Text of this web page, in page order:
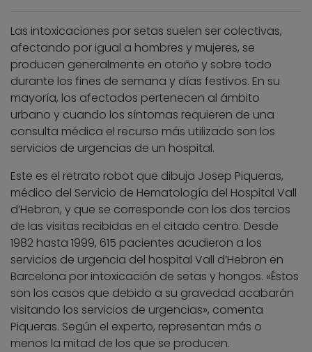
Las intoxicaciones por setas suelen ser colectivas,
afectando por igual a hombres y mujeres, se
producen generalmente en otoño y sobre todo
durante los fines de semana y días festivos. En su
mayoría, los afectados pertenecen al ámbito
urbano y cuando los síntomas requieren de una
consulta médica el recurso más utilizado son los
servicios de urgencias de un hospital.
Este es el retrato robot que dibuja Josep Piqueras,
médico del Servicio de Hematología del Hospital Vall
d’Hebron, y que se corresponde con los dos tercios
de las visitas recibidas en el citado centro. Desde
1982 hasta 1999, 615 pacientes acudieron a los
servicios de urgencia del hospital Vall d’Hebron en
Barcelona por intoxicación de setas y hongos. «Éstos
son los casos que debido a su gravedad acabarán
visitando los servicios de urgencias», comenta
Piqueras. Según el experto, representan más o
menos la mitad de los que se producen.